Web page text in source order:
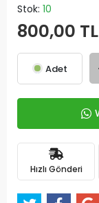
Stok: 10
800,00 TL
Adet
Hızlı Gönderi